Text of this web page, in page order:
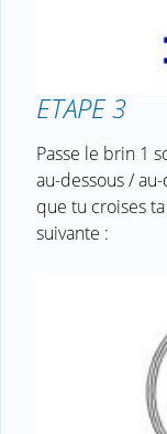
ETAPE 3
Passe le brin 1
au-dessous /
que tu croises
suivante :